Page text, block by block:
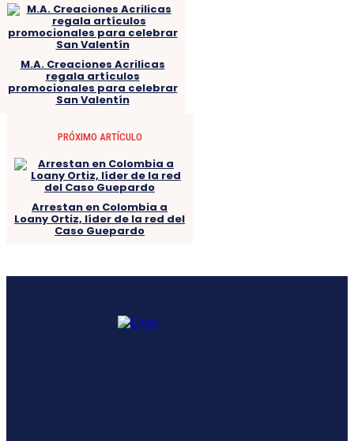
M.A. Creaciones Acrilicas
regala artículos
promocionales para celebrar
San Valentín
PRÓXIMO ARTÍCULO
Arrestan en Colombia a
Loany Ortiz, líder de la red del
Caso Guepardo